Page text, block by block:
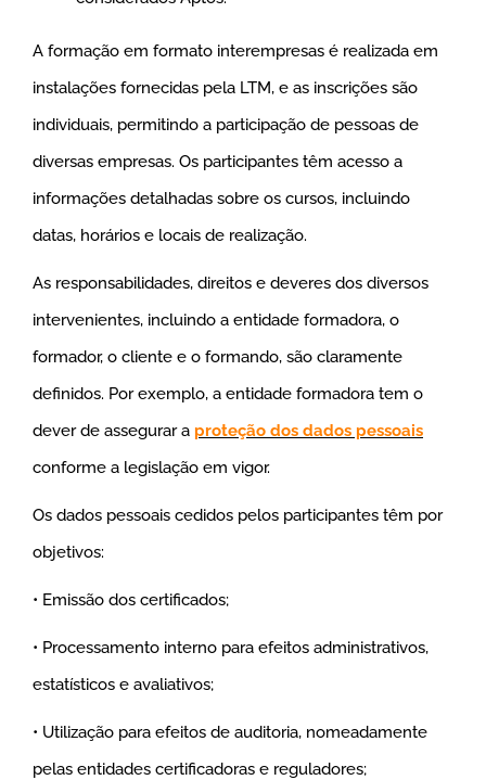
A formação em formato interempresas é realizada em
instalações fornecidas pela LTM, e as inscrições são
individuais, permitindo a participação de pessoas de
diversas empresas. Os participantes têm acesso a
informações detalhadas sobre os cursos, incluindo
datas, horários e locais de realização.
As responsabilidades, direitos e deveres dos diversos
intervenientes, incluindo a entidade formadora, o
formador, o cliente e o formando, são claramente
definidos. Por exemplo, a entidade formadora tem o
dever de assegurar a proteção dos dados pessoais
conforme a legislação em vigor.
Os dados pessoais cedidos pelos participantes têm por
objetivos:
• Emissão dos certificados;
• Processamento interno para efeitos administrativos,
estatísticos e avaliativos;
• Utilização para efeitos de auditoria, nomeadamente
pelas entidades certificadoras e reguladores;